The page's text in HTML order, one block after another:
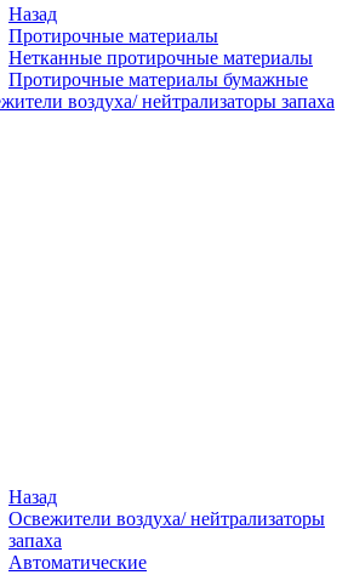
Назад
Протирочные материалы
Нетканные протирочные материалы
Протирочные материалы бумажные
воздуха/ нейтрализаторы запаха
Назад
Освежители воздуха/ нейтрализаторы
запаха
Автоматические